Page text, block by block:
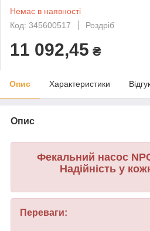
Немає в наявності
Код: 345600517
Роздріб
11 092,45 ₴
Опис Характеристики
Опис
Фекальний насос
Надійність у
Переваги: